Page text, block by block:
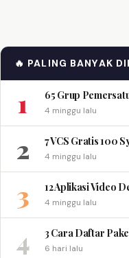
🔥 PALING BANYAK
1 65 Grup
4 minggu lalu
2 7 VCS Gratis 100
4 minggu lalu
3 12 Aplikasi Video
4 minggu lalu
4 3 Cara Daftar
6 hari lalu